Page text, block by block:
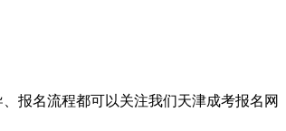
报名流程都可以关注我们天津成考报名网